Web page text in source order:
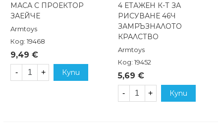
МАСА С ПРОЕКТОР
ЗАЕЙЧЕ
Armtoys
Код: 19468
9,49 €
- + Купи
4 ЕТАЖЕН К-Т ЗА
РИСУВАНЕ 46Ч
ЗАМРЪЗНАЛОТО
КРАЛСТВО
Armtoys
Код: 19452
5,69 €
- + Купи